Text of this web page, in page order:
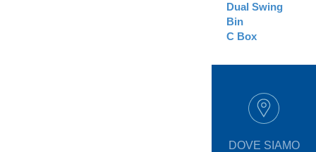
Dual Swing
Bin
C Box
DOVE SIAMO